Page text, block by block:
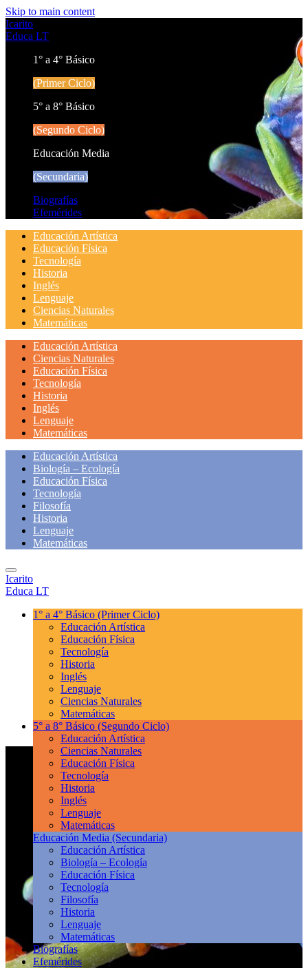
Skip to main content
Icarito
Educa LT
1° a 4° Básico
(Primer Ciclo)
5° a 8° Básico
(Segundo Ciclo)
Educación Media
(Secundaria)
Biografías
Efemérides
Educación Artística
Educación Física
Tecnología
Historia
Inglés
Lenguaje
Ciencias Naturales
Matemáticas
Educación Artística
Ciencias Naturales
Educación Física
Tecnología
Historia
Inglés
Lenguaje
Matemáticas
Educación Artística
Biología – Ecología
Educación Física
Tecnología
Filosofía
Historia
Lenguaje
Matemáticas
Icarito
Educa LT
1° a 4° Básico (Primer Ciclo)
Educación Artística
Educación Física
Tecnología
Historia
Inglés
Lenguaje
Ciencias Naturales
Matemáticas
5° a 8° Básico (Segundo Ciclo)
Educación Artística
Ciencias Naturales
Educación Física
Tecnología
Historia
Inglés
Lenguaje
Matemáticas
Educación Media (Secundaria)
Educación Artística
Biología – Ecología
Educación Física
Tecnología
Filosofía
Historia
Lenguaje
Matemáticas
Biografías
Efemérides